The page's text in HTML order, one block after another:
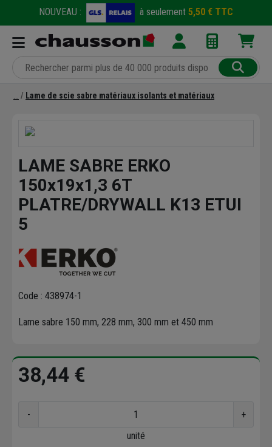
NOUVEAU : à seulement 5,50 € TTC
Lame de scie sabre matériaux isolants et matériaux
LAME SABRE ERKO
150x19x1,3 6T
PLATRE/DRYWALL K13 ETUI
5
Code : 438974-1
Lame sabre 150 mm, 228 mm, 300 mm et 450 mm
38,44 €
-
+
unité